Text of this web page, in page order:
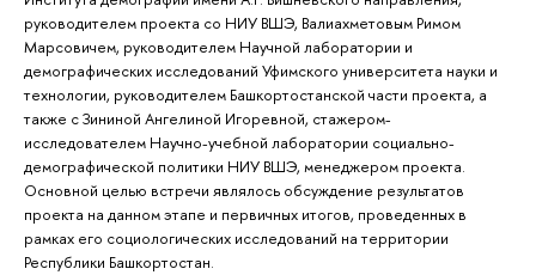
руководителем проекта со НИУ ВШЭ, Валиахметовым Римом
Марсовичем, руководителем Научной лаборатории и
демографических исследований Уфимского университета науки и
технологии, руководителем Башкортостанской части проекта, а
также с Зининой Ангелиной Игоревной, стажером-
исследователем Научно-учебной лаборатории социально-
демографической политики НИУ ВШЭ, менеджером проекта.
Основной целью встречи являлось обсуждение результатов
проекта на данном этапе и первичных итогов, проведенных в
рамках его социологических исследований на территории
Республики Башкортостан.